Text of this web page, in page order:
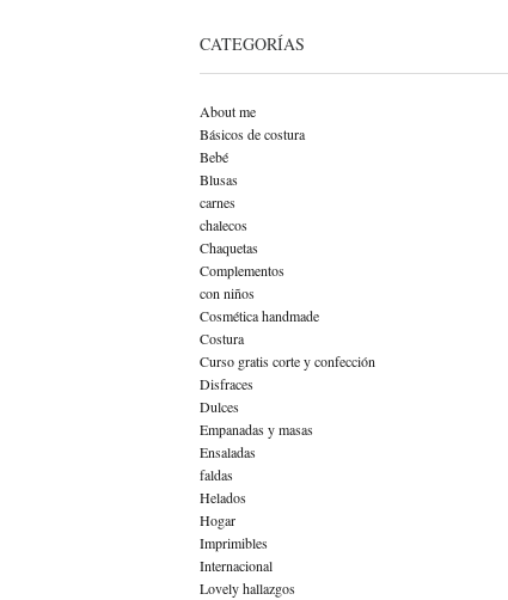
CATEGORÍAS
About me
Básicos de costura
Bebé
Blusas
carnes
chalecos
Chaquetas
Complementos
con niños
Cosmética handmade
Costura
Curso gratis corte y confección
Disfraces
Dulces
Empanadas y masas
Ensaladas
faldas
Helados
Hogar
Imprimibles
Internacional
Lovely hallazgos